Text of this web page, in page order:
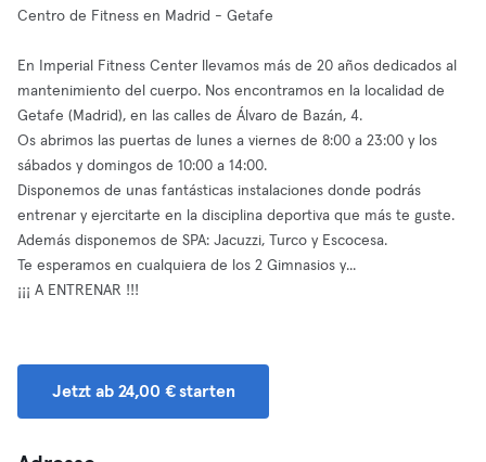
Centro de Fitness en Madrid - Getafe
En Imperial Fitness Center llevamos más de 20 años dedicados al
mantenimiento del cuerpo. Nos encontramos en la localidad de
Getafe (Madrid), en las calles de Álvaro de Bazán, 4.
Os abrimos las puertas de lunes a viernes de 8:00 a 23:00 y los
sábados y domingos de 10:00 a 14:00.
Disponemos de unas fantásticas instalaciones donde podrás
entrenar y ejercitarte en la disciplina deportiva que más te guste.
Además disponemos de SPA: Jacuzzi, Turco y Escocesa.
Te esperamos en cualquiera de los 2 Gimnasios y...
¡¡¡ A ENTRENAR !!!
Jetzt ab 24,00 € starten